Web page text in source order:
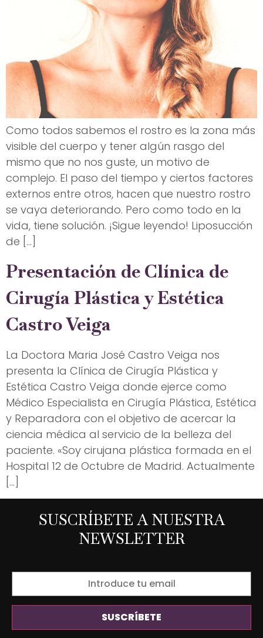
Como todos sabemos el rostro es la zona más
visible del cuerpo y tener algún rasgo del
mismo que no nos guste, un motivo de
complejo. El paso del tiempo y ciertos factores
externos entre otros, hacen que nuestro rostro
se vaya deteriorando. Pero como todo en la
vida, tiene solución. ¡Sigue leyendo! Liposucción
de […]
Presentación de Clínica de
Cirugía Plástica y Estética
Castro Veiga
La Doctora Maria José Castro Veiga nos
presenta la Clínica de Cirugía Plástica y
Estética Castro Veiga donde ejerce como
Médico Especialista en Cirugía Plástica, Estética
y Reparadora con el objetivo de acercar la
ciencia médica al servicio de la belleza del
paciente. «Soy cirujana plástica formada en el
Hospital 12 de Octubre de Madrid. Actualmente
[…]
SUSCRÍBETE A NUESTRA
NEWSLETTER